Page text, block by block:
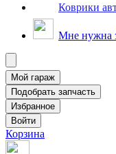
Коврики
Мне нужна
Корзина